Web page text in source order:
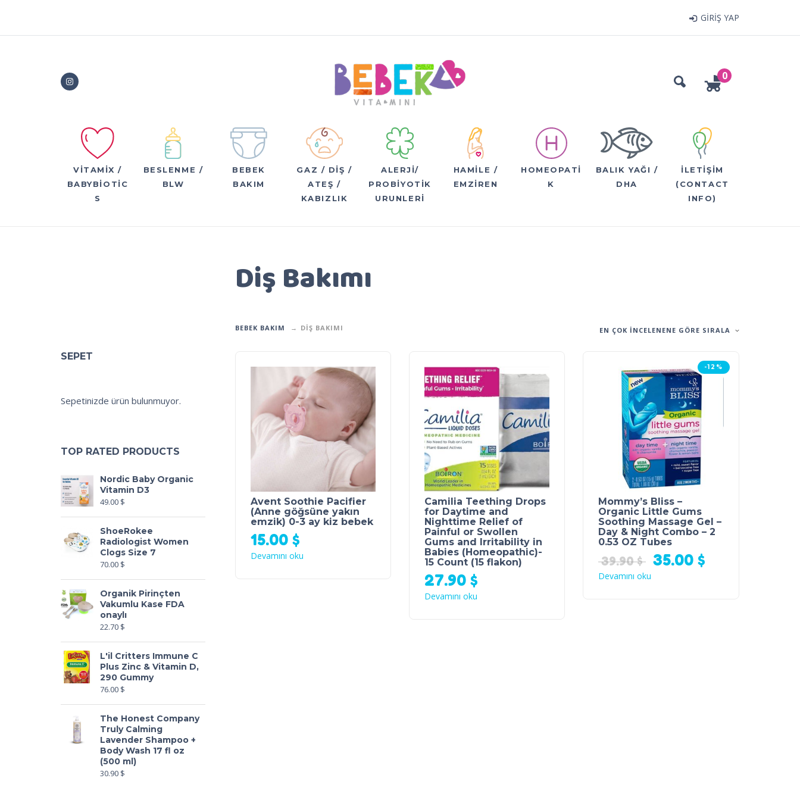
GIRIŞ YAP
0
VITAMIX /
BABYBIOTIC
S
BESLENME /
BLW
BEBEK
BAKIM
GAZ / DIŞ /
ATEŞ /
KABIZLIK
ALERJI/
PROBIYOTIK
URUNLERI
HAMILE /
EMZIREN
HOMEOPATI
K
BALIK YAĞI /
DHA
İLETIŞIM
(CONTACT
INFO)
Diş Bakımı
BEBEK BAKIM DIŞ BAKIMI EN ÇOK INCELENENE GÖRE SIRALA
SEPET
Sepetinizde ürün bulunmuyor.
TOP RATED PRODUCTS
Nordic Baby Organic
Vitamin D3
49.00 $
ShoeRokee
Radiologist Women
Clogs Size 7
70.00 $
Organik Pirinçten
Vakumlu Kase FDA
onaylı
22.70 $
L'il Critters Immune C
Plus Zinc & Vitamin D,
290 Gummy
76.00 $
The Honest Company
Truly Calming
Lavender Shampoo +
Body Wash 17 fl oz
(500 ml)
30.90 $
Avent Soothie Pacifier
(Anne göğsüne yakın
emzik) 0-3 ay kiz bebek
15.00 $
Devamını oku
Camilia Teething Drops
for Daytime and
Nighttime Relief of
Painful or Swollen
Gums and Irritability in
Babies (Homeopathic)-
15 Count (15 flakon)
27.90 $
Devamını oku
-12%
Mommy’s Bliss –
Organic Little Gums
Soothing Massage Gel –
Day & Night Combo – 2
0.53 OZ Tubes
39.90$ 35.00$
Devamını oku